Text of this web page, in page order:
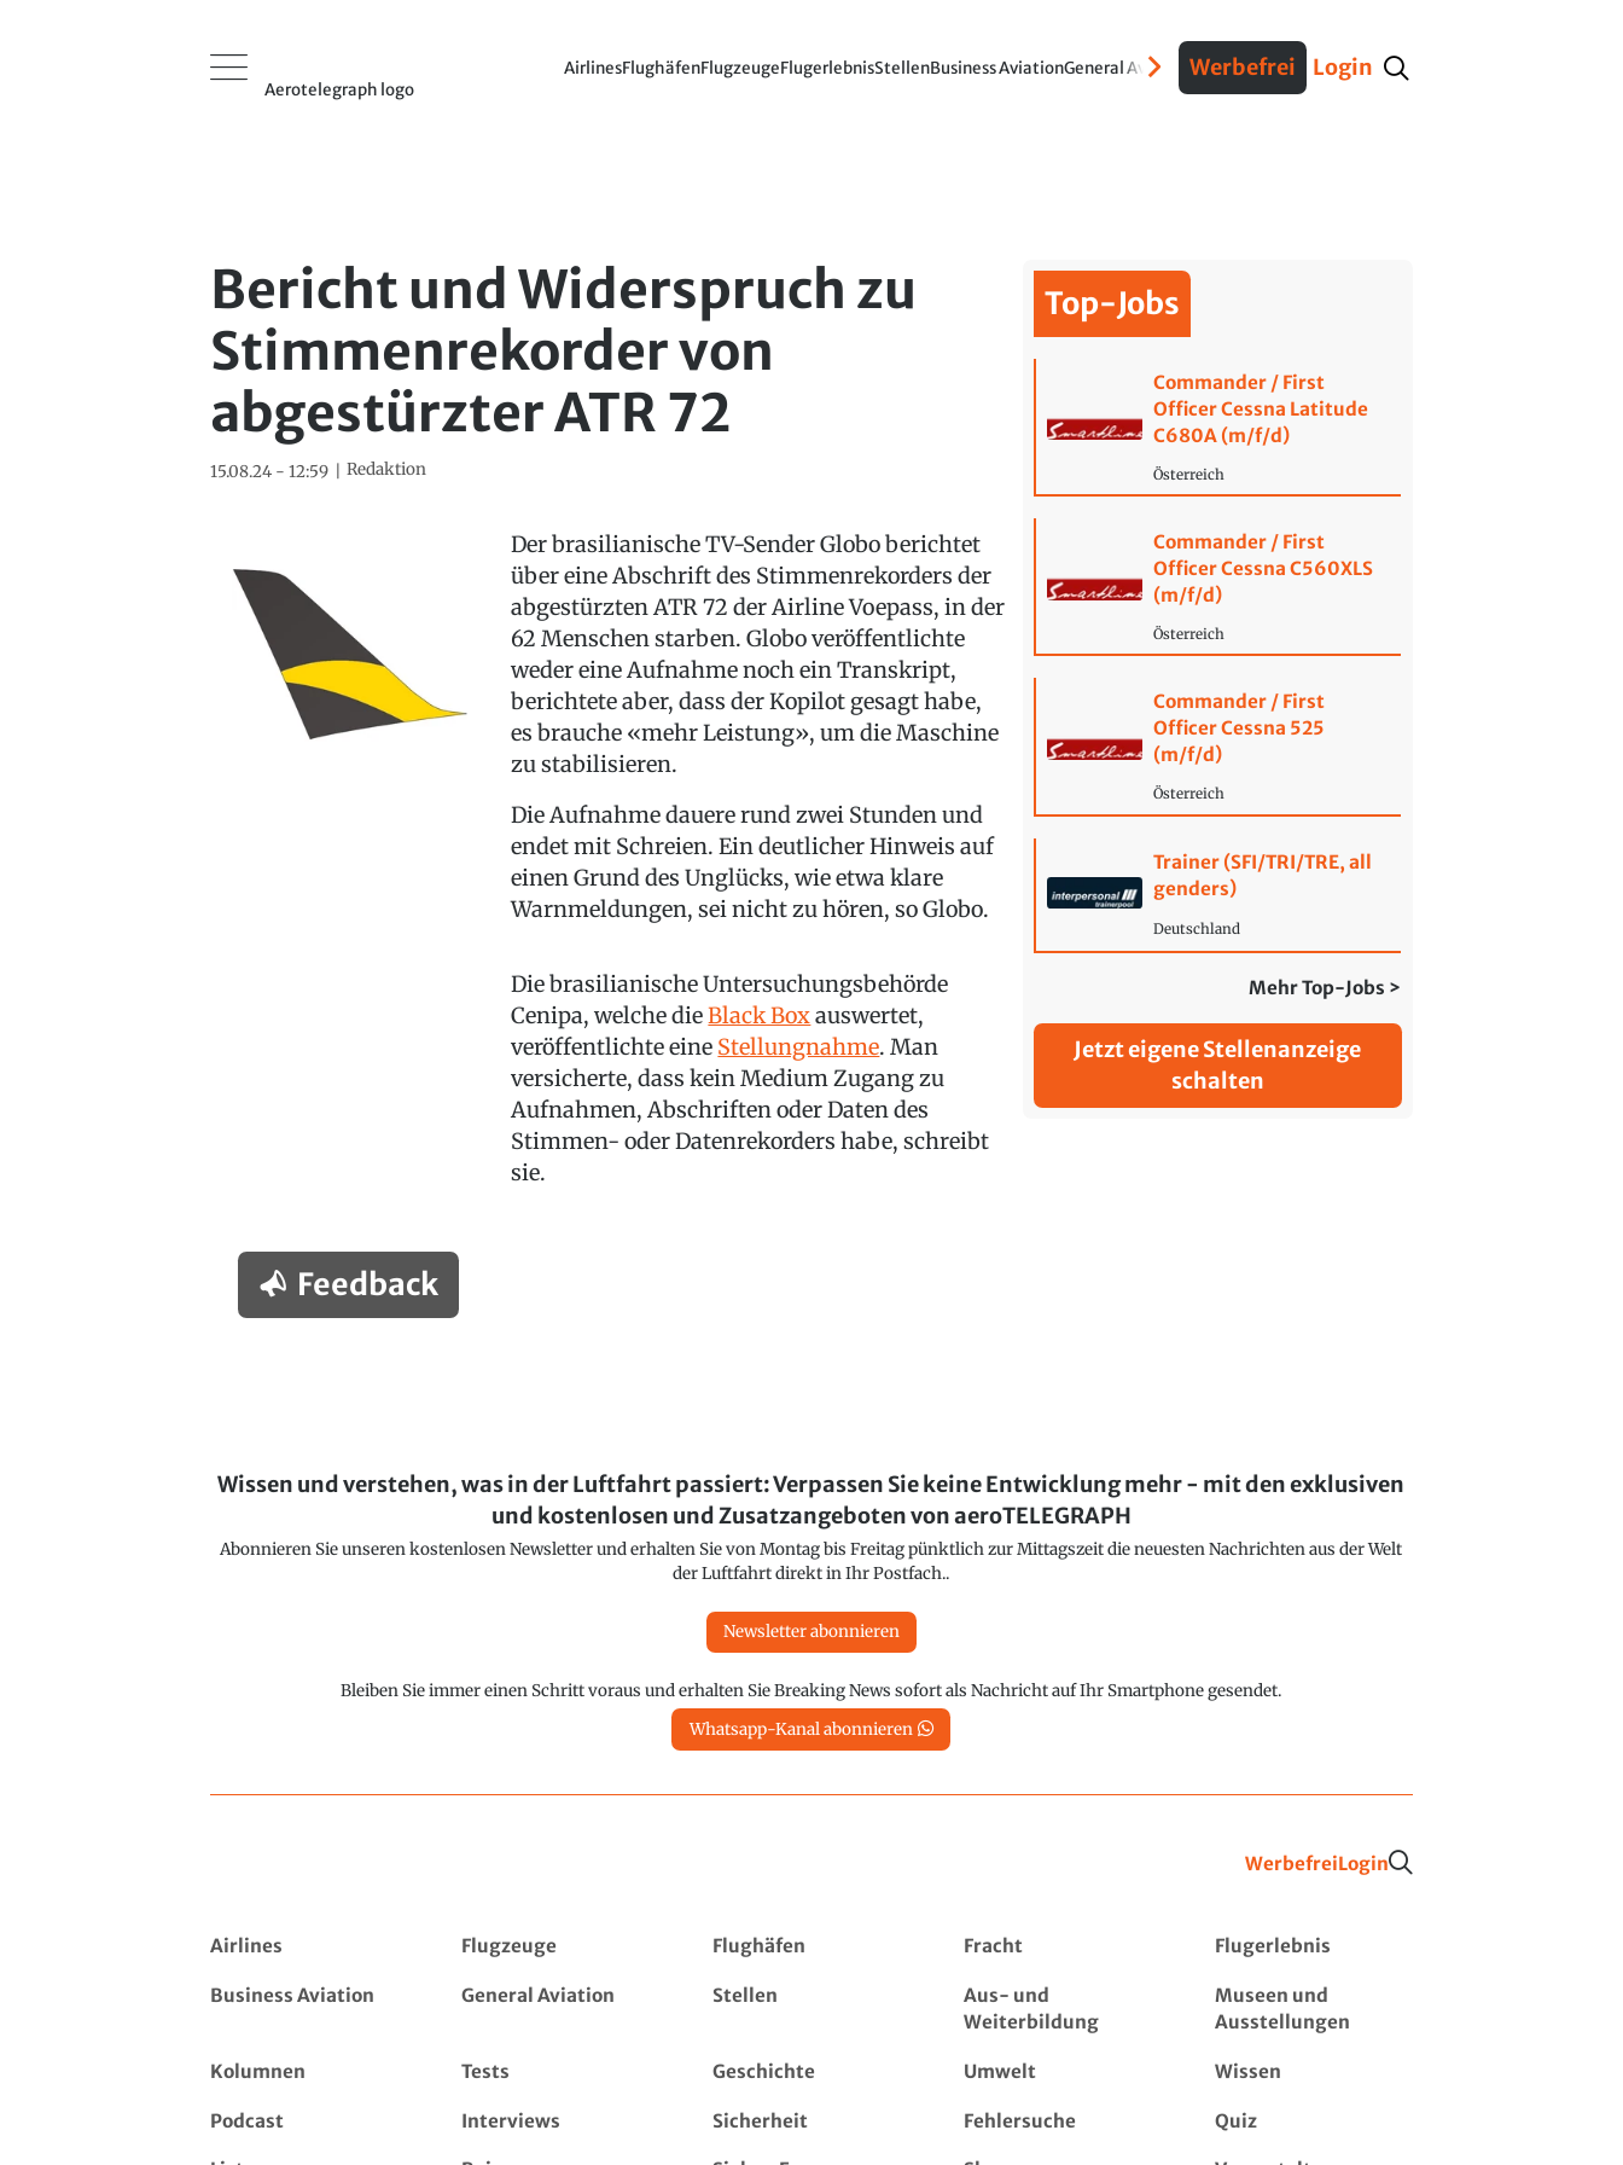
Aerotelegraph logo
AirlinesFlughäfenFlugzeugeFlugerlebnisStellenBusiness AviationGeneral AviationVerteidigungInterviews Fracht
Werbefrei Login
Bericht und Widerspruch zu
Stimmenrekorder von
abgestürzter ATR 72
15.08.24 - 12:59 Redaktion
Der brasilianische TV-Sender Globo berichtet
über eine Abschrift des Stimmenrekorders der
abgestürzten ATR 72 der Airline Voepass, in der
62 Menschen starben. Globo veröffentlichte
weder eine Aufnahme noch ein Transkript,
berichtete aber, dass der Kopilot gesagt habe,
es brauche «mehr Leistung», um die Maschine
zu stabilisieren.
Die Aufnahme dauere rund zwei Stunden und
endet mit Schreien. Ein deutlicher Hinweis auf
einen Grund des Unglücks, wie etwa klare
Warnmeldungen, sei nicht zu hören, so Globo.
Die brasilianische Untersuchungsbehörde
Cenipa, welche dieBlack Boxauswertet,
veröffentlichte eine Stellungnahme. Man
versicherte, dass kein Medium Zugang zu
Aufnahmen, Abschriften oder Daten des
Stimmen- oder Datenrekorders habe, schreibt
sie.
Feedback
Top-Jobs
Commander / First
Officer Cessna Latitude
C680A (m/f/d)
Österreich
Commander / First
Officer Cessna C560XLS
(m/f/d)
Österreich
Commander / First
Officer Cessna 525
(m/f/d)
Österreich
Trainer (SFI/TRI/TRE, all
genders)
Deutschland
Mehr Top-Jobs >
Jetzt eigene Stellenanzeige
schalten
Wissen und verstehen, was in der Luftfahrt passiert: Verpassen Sie keine Entwicklung mehr - mit den exklusiven
und kostenlosen und Zusatzangeboten von aeroTELEGRAPH
Abonnieren Sie unseren kostenlosen Newsletter und erhalten Sie von Montag bis Freitag pünktlich zur Mittagszeit die neuesten Nachrichten aus der Welt
der Luftfahrt direkt in Ihr Postfach..
Newsletter abonnieren
Bleiben Sie immer einen Schritt voraus und erhalten Sie Breaking News sofort als Nachricht auf Ihr Smartphone gesendet.
Whatsapp-Kanal abonnieren
WerbefreiLogin
Airlines Flugzeuge Flughäfen Fracht Flugerlebnis
Business Aviation General Aviation Stellen
Aus- und
Weiterbildung
Museen und
Ausstellungen
Kolumnen Tests Geschichte Umwelt Wissen
Podcast Interviews Sicherheit Fehlersuche Quiz